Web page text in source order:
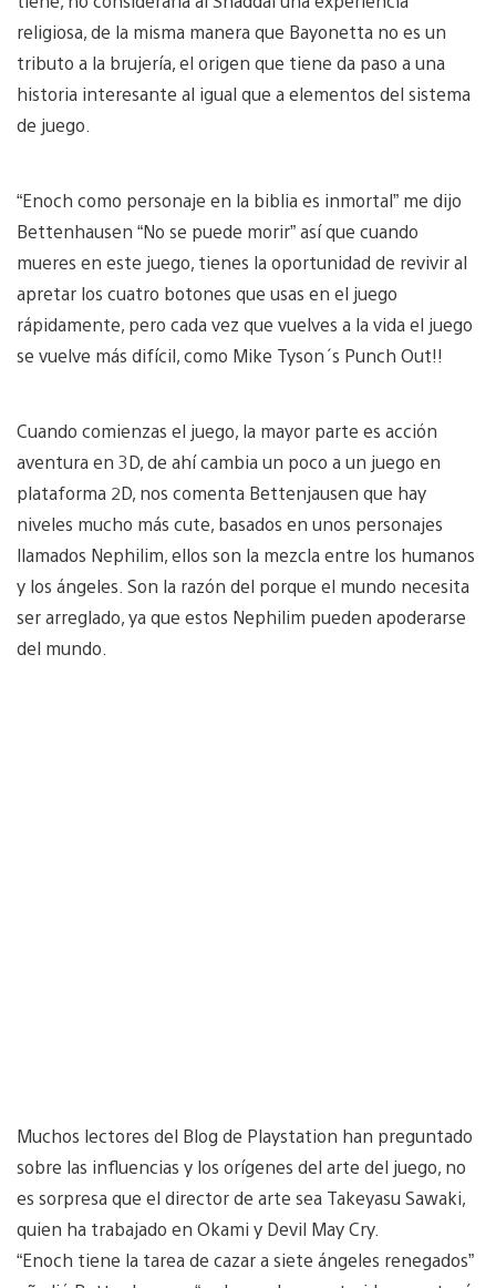
religiosa, de la misma manera que Bayonetta no es un
tributo a la brujería, el origen que tiene da paso a una
historia interesante al igual que a elementos del sistema
de juego.
“Enoch como personaje en la biblia es inmortal” me dijo
Bettenhausen “No se puede morir” así que cuando
mueres en este juego, tienes la oportunidad de revivir al
apretar los cuatro botones que usas en el juego
rápidamente, pero cada vez que vuelves a la vida el juego
se vuelve más difícil, como Mike Tyson´s Punch Out!!
Cuando comienzas el juego, la mayor parte es acción
aventura en 3D, de ahí cambia un poco a un juego en
plataforma 2D, nos comenta Bettenjausen que hay
niveles mucho más cute, basados en unos personajes
llamados Nephilim, ellos son la mezcla entre los humanos
y los ángeles. Son la razón del porque el mundo necesita
ser arreglado, ya que estos Nephilim pueden apoderarse
del mundo.
Muchos lectores del Blog de Playstation han preguntado
sobre las influencias y los orígenes del arte del juego, no
es sorpresa que el director de arte sea Takeyasu Sawaki,
quien ha trabajado en Okami y Devil May Cry.
“Enoch tiene la tarea de cazar a siete ángeles renegados”